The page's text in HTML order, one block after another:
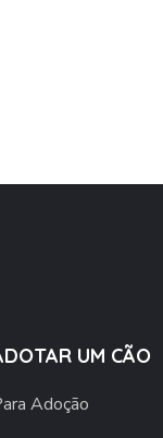
UM CÃO
Adoção